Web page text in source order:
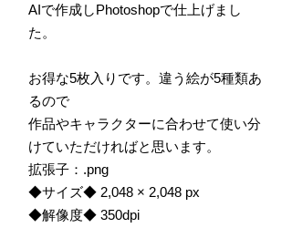
AIで作成しPhotoshopで仕上げまし
た。
お得な5枚入りです。違う絵が5種類あ
るので
作品やキャラクターに合わせて使い分
けていただければと思います。
拡張子：.png
◆サイズ◆ 2,048 × 2,048 px
◆解像度◆ 350dpi